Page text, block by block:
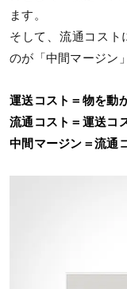
ます。
そして、流通コスト
のが「中間マージン
運送コスト＝物を動
流通コスト＝運送コ
中間マージン＝流通